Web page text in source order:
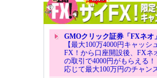
GMOクリック証券「FXネオ」
【最大100万4000円キャッシ
FX！から口座開設後、FXネ
の取引で4000円がもらえる
応じて最大100万円のチャン